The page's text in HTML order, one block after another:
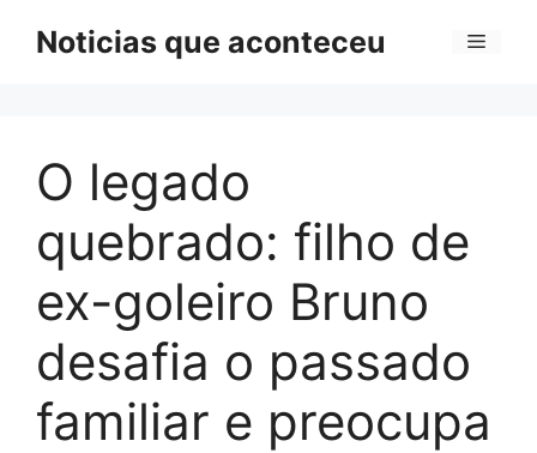
Noticias que aconteceu Menu
O legado
quebrado: filho de
ex-goleiro Bruno
desafia o passado
familiar e preocupa